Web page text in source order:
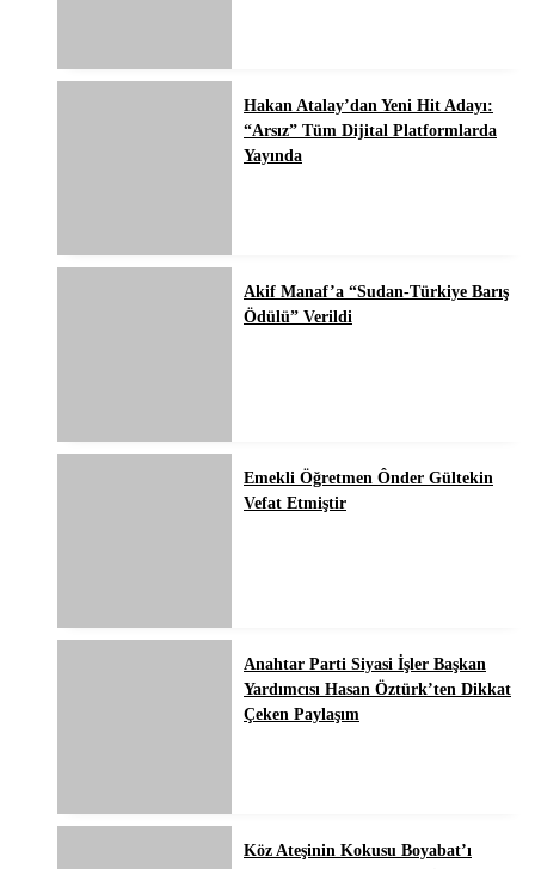
Hakan Atalay’dan Yeni Hit Adayı:
“Arsız” Tüm Dijital Platformlarda
Yayında
Akif Manaf’a “Sudan-Türkiye Barış
Ödülü” Verildi
Emekli Öğretmen Ônder Gültekin
Vefat Etmiştir
Anahtar Parti Siyasi İşler Başkan
Yardımcısı Hasan Öztürk’ten Dikkat
Çeken Paylaşım
Köz Ateşinin Kokusu Boyabat’ı